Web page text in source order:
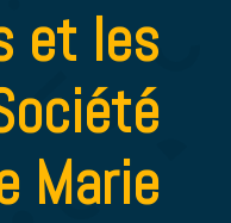
et les
Marie